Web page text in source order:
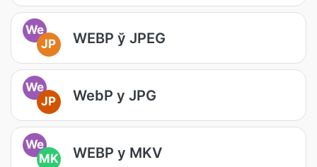
We
JP
WEBP ў JPEG
We
JP
WebP у JPG
We
MK
WEBP у MKV